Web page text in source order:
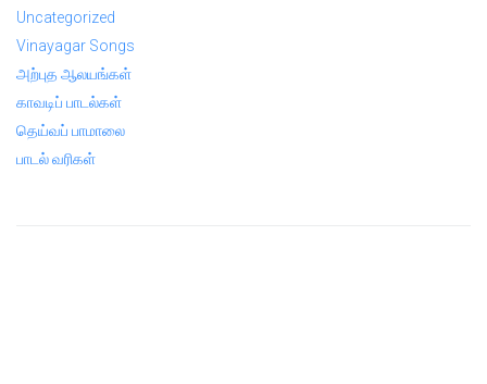
Uncategorized
Vinayagar Songs
அற்புத ஆலயங்கள்
காவடிப் பாடல்கள்
தெய்வப் பாமாலை
பாடல் வரிகள்